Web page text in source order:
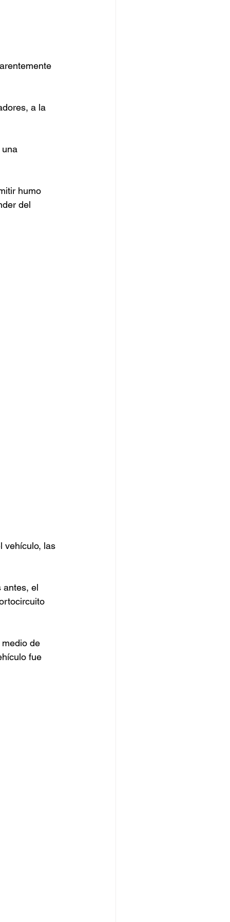
a la
humo
del
vehículo, las
antes, el
de
fue